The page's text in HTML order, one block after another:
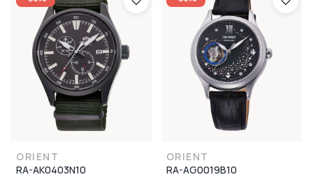
ORIENT
RA-AK0403N10
ORIENT
RA-AG0019B10